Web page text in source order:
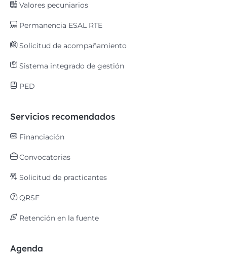
Valores pecuniarios
Permanencia ESAL RTE
Solicitud de acompañamiento
Sistema integrado de gestión
PED
Servicios recomendados
Financiación
Convocatorias
Solicitud de practicantes
QRSF
Retención en la fuente
Agenda